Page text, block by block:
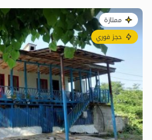
ممتازة
حجز فوري